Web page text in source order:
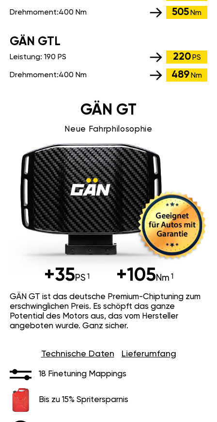
Drehmoment:400 Nm 505 Nm
GÄN GTL
Leistung: 190 PS 220 PS
Drehmoment:400 Nm 489 Nm
GÄN GT
Neue Fahrphilosophie
+35PS +105Nm
GÄN GT ist das deutsche Premium-Chiptuning zum
erschwinglichen Preis. Es schöpft das ganze
Potential des Motors aus, das vom Hersteller
angeboten wurde. Ganz sicher.
Technische Daten Lieferumfang
18 Finetuning Mappings
Bis zu 15% Spritersparnis